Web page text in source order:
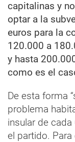
capitalinas y
optar a la
euros para la
120.000 a
y hasta
como es el
De esta forma
problema
insular de cada
el partido.